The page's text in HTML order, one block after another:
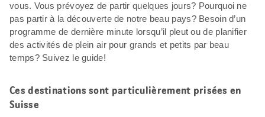
vous. Vous prévoyez de partir quelques jours? Pourquoi ne
pas partir à la découverte de notre beau pays? Besoin d’un
programme de dernière minute lorsqu’il pleut ou de planifier
des activités de plein air pour grands et petits par beau
temps? Suivez le guide!
Ces destinations sont particulièrement prisées en
Suisse